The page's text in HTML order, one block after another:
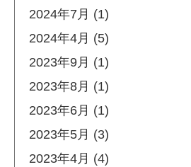
2024年7月 (1)
2024年4月 (5)
2023年9月 (1)
2023年8月 (1)
2023年6月 (1)
2023年5月 (3)
2023年4月 (4)